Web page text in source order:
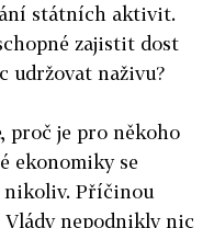
státních aktivit.
zajistit dost
udržovat naživu?
proč je pro někoho
ekonomiky se
nikoliv. Příčinou
nepodnikly nic